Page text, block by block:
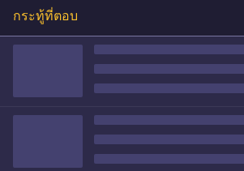
กระทู้ที่ตอบ